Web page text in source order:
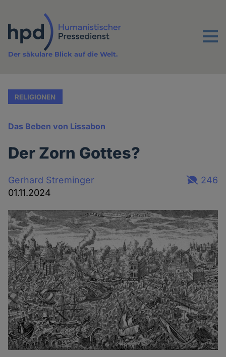
Inhalt
Menu
Der säkulare Blick auf die Welt.
RELIGIONEN
Das Beben von Lissabon
Der Zorn Gottes?
Gerhard Streminger
01.11.2024
246